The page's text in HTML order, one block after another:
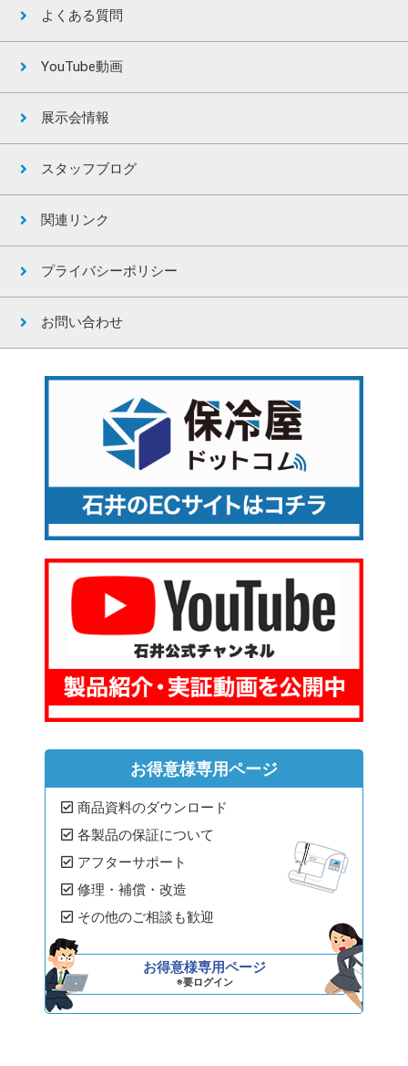
よくある質問
YouTube動画
展示会情報
スタッフブログ
関連リンク
プライバシーポリシー
お問い合わせ
お得意様専用ページ
商品資料のダウンロード
各製品の保証について
アフターサポート
修理・補償・改造
その他のご相談も歓迎
お得意様専用ページ
※要ログイン